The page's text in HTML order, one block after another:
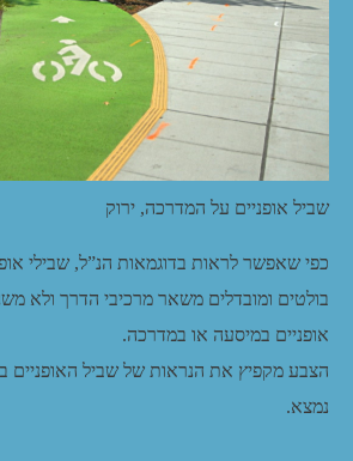
שביל אופניים על המדרכה, ירוק
כפי שאפשר לראות בדוגמאות הנ”ל, שבילי
בולטים ומובדלים משאר מרכיבי הדרך ולא
אופניים במיסעה או במדרכה.
הצבע מקפיץ את הנראות של שביל האופניים
נמצא.